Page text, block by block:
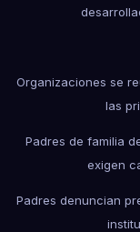
Organizaciones se
las
Padres de familia
exigen
Padres denuncian